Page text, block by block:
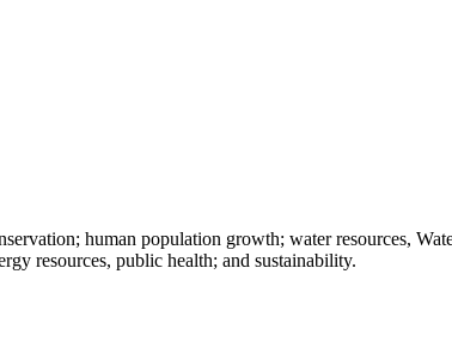
human population growth; water resources,
resources, public health; and sustainability.